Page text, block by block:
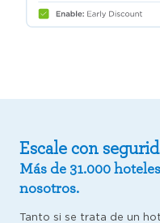
Escale con
Más de 31.000
nosotros.
Tanto si se trata de un